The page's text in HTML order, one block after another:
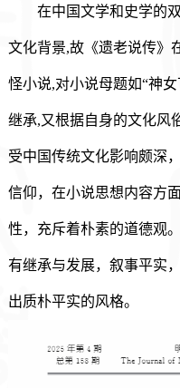
在中国文学和史学的
文化背景,故《遗老说传》
怪小说,对小说母题如“神
继承,又根据自身的文化风
受中国传统文化影响颇深
信仰，在小说思想内容方
性，充斥着朴素的道德观
有继承与发展，叙事平实
出质朴平实的风格。